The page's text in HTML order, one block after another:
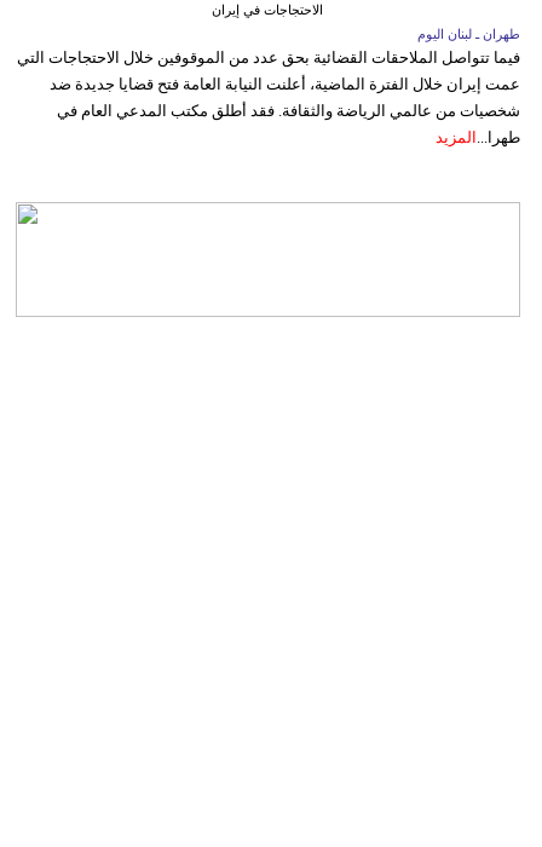
الاحتجاجات في إيران
طهران ـ لبنان اليوم
فيما تتواصل الملاحقات القضائية بحق عدد من الموقوفين خلال الاحتجاجات التي
عمت إيران خلال الفترة الماضية، أعلنت النيابة العامة فتح قضايا جديدة ضد
شخصيات من عالمي الرياضة والثقافة. فقد أطلق مكتب المدعي العام في
طهرا... المزيد